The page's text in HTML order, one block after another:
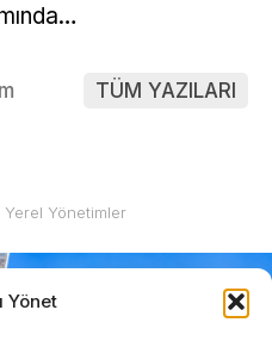
Yönet
TÜM YAZILARI
Yerel Yönetimler